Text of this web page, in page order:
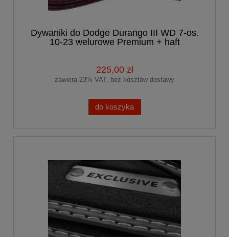
Dywaniki do Dodge Durango III WD 7-os.
10-23 welurowe Premium + haft
225,00 zł
zawiera 23% VAT, bez kosztów dostawy
do koszyka